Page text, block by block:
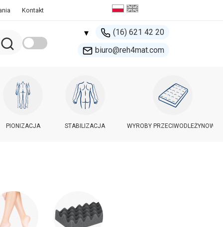
Kontakt
▾
(16) 621 42 20
biuro@reh4mat.com
handel@reh4mat.com
PIONIZACJA STABILIZACJA WYROBY PRZECIWODLEŻYNOWE